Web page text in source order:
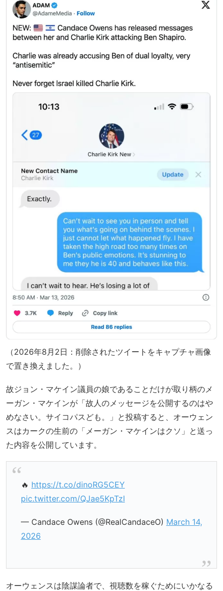
（2026年8月2日：削除されたツイートをキャプチャ画像
で置き換えました。）
故ジョン・マケイン議員の娘であることだけが取り柄のメ
ーガン・マケインが「故人のメッセージを公開するのはや
めなさい。サイコパスども。」と投稿すると、オーウェン
スはカークの生前の「メーガン・マケインはクソ」と送っ
た内容を公開しています。
🔥 https://t.co/dinoRG5CEY
pic.twitter.com/QJae5KpTzI
— Candace Owens (@RealCandaceO) March 14,
2026
オーウェンスは陰謀論者で、視聴数を稼ぐためにいかなる